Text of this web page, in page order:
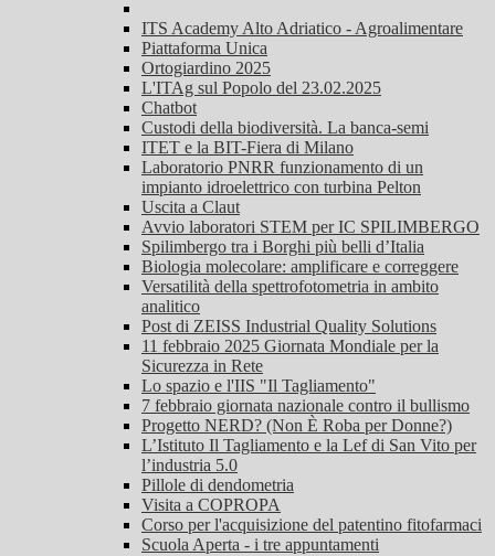
ITS Academy Alto Adriatico - Agroalimentare
Piattaforma Unica
Ortogiardino 2025
L'ITAg sul Popolo del 23.02.2025
Chatbot
Custodi della biodiversità. La banca-semi
ITET e la BIT-Fiera di Milano
Laboratorio PNRR funzionamento di un
impianto idroelettrico con turbina Pelton
Uscita a Claut
Avvio laboratori STEM per IC SPILIMBERGO
Spilimbergo tra i Borghi più belli d’Italia
Biologia molecolare: amplificare e correggere
Versatilità della spettrofotometria in ambito
analitico
Post di ZEISS Industrial Quality Solutions
11 febbraio 2025 Giornata Mondiale per la
Sicurezza in Rete
Lo spazio e l'IIS "Il Tagliamento"
7 febbraio giornata nazionale contro il bullismo
Progetto NERD? (Non È Roba per Donne?)
L’Istituto Il Tagliamento e la Lef di San Vito per
l’industria 5.0
Pillole di dendometria
Visita a COPROPA
Corso per l'acquisizione del patentino fitofarmaci
Scuola Aperta - i tre appuntamenti